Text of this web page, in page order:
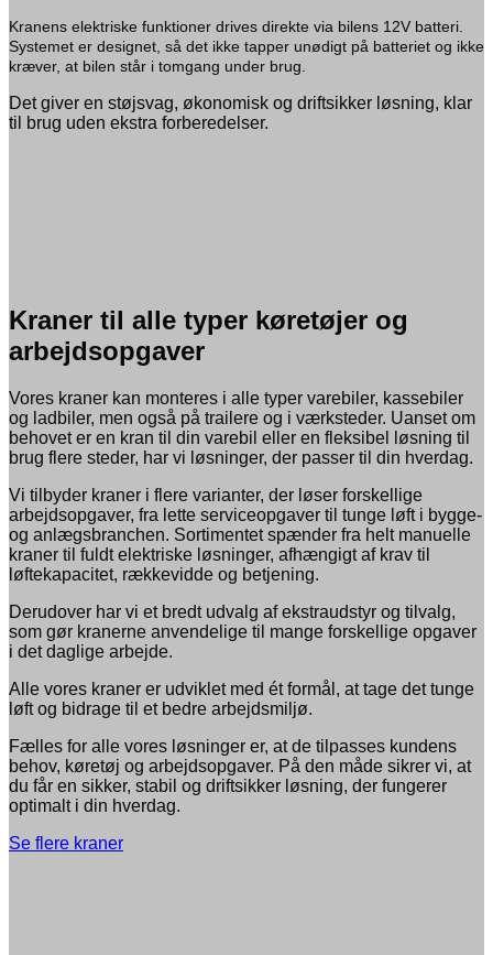
Kranens elektriske funktioner drives direkte via bilens 12V batteri.
Systemet er designet, så det ikke tapper unødigt på batteriet og ikke
kræver, at bilen står i tomgang under brug.
Det giver en støjsvag, økonomisk og driftsikker løsning, klar
til brug uden ekstra forberedelser.
Kraner til alle typer køretøjer og
arbejdsopgaver
Vores kraner kan monteres i alle typer varebiler, kassebiler
og ladbiler, men også på trailere og i værksteder. Uanset om
behovet er en kran til din varebil eller en fleksibel løsning til
brug flere steder, har vi løsninger, der passer til din hverdag.
Vi tilbyder kraner i flere varianter, der løser forskellige
arbejdsopgaver, fra lette serviceopgaver til tunge løft i bygge-
og anlægsbranchen. Sortimentet spænder fra helt manuelle
kraner til fuldt elektriske løsninger, afhængigt af krav til
løftekapacitet, rækkevidde og betjening.
Derudover har vi et bredt udvalg af ekstraudstyr og tilvalg,
som gør kranerne anvendelige til mange forskellige opgaver
i det daglige arbejde.
Alle vores kraner er udviklet med ét formål, at tage det tunge
løft og bidrage til et bedre arbejdsmiljø.
Fælles for alle vores løsninger er, at de tilpasses kundens
behov, køretøj og arbejdsopgaver. På den måde sikrer vi, at
du får en sikker, stabil og driftsikker løsning, der fungerer
optimalt i din hverdag.
Se flere kraner